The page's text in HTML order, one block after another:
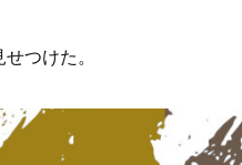
つけた。